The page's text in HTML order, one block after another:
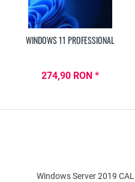
WINDOWS 11 PROFESSIONAL
274,90 RON *
Windows Server 2019 CAL